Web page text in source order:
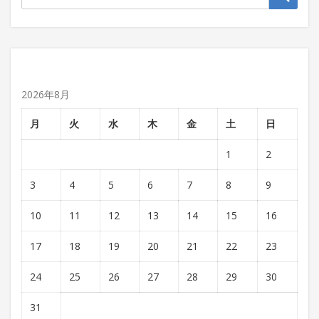
2026年8月
月 火 水 木 金 土 日
1 2
3 4 5 6 7 8 9
10 11 12 13 14 15 16
17 18 19 20 21 22 23
24 25 26 27 28 29 30
31